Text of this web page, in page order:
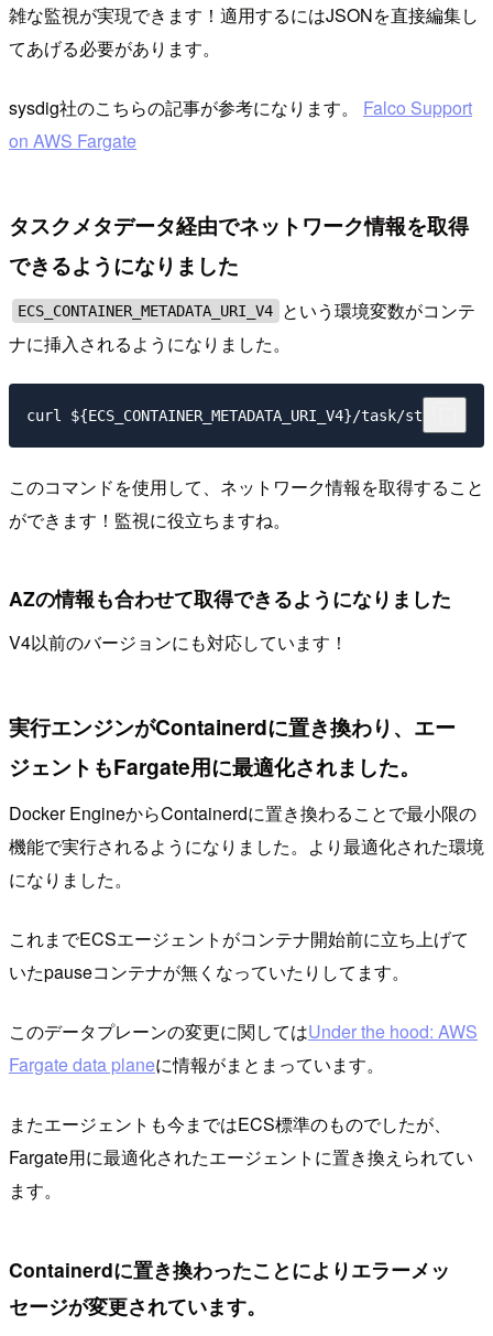
雑な監視が実現できます！適用するにはJSONを直接編集し
てあげる必要があります。
sysdig社のこちらの記事が参考になります。 Falco Support
on AWS Fargate
タスクメタデータ経由でネットワーク情報を取得
できるようになりました
ECS_CONTAINER_METADATA_URI_V4
という環境変数がコンテ
ナに挿入されるようになりました。
このコマンドを使用して、ネットワーク情報を取得すること
ができます！監視に役立ちますね。
AZの情報も合わせて取得できるようになりました
V4以前のバージョンにも対応しています！
実行エンジンがContainerdに置き換わり、エー
ジェントもFargate用に最適化されました。
Docker EngineからContainerdに置き換わることで最小限の
機能で実行されるようになりました。より最適化された環境
になりました。
これまでECSエージェントがコンテナ開始前に立ち上げて
いたpauseコンテナが無くなっていたりしてます。
このデータプレーンの変更に関してはUnder the hood: AWS
Fargate data planeに情報がまとまっています。
またエージェントも今まではECS標準のものでしたが、
Fargate用に最適化されたエージェントに置き換えられてい
ます。
Containerdに置き換わったことによりエラーメッ
セージが変更されています。